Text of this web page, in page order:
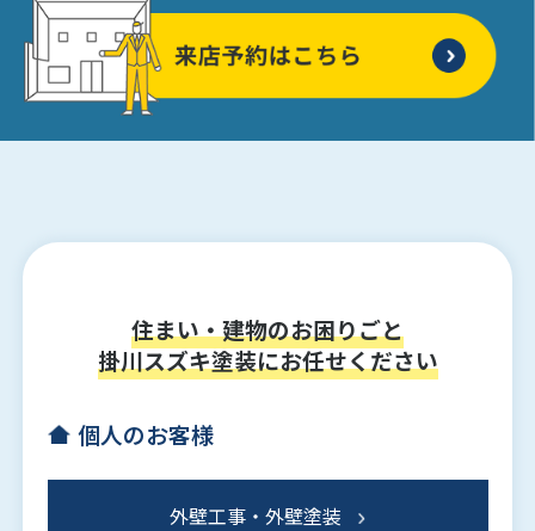
住まい・建物のお困りごと
掛川スズキ塗装にお任せください
個人のお客様
外壁工事・外壁塗装